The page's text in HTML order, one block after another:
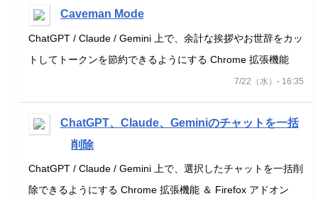
Caveman Mode
ChatGPT / Claude / Gemini 上で、余計な挨拶やお世辞をカッ
トしてトークンを節約できるようにする Chrome 拡張機能
7/22（水）- 16:35
ChatGPT、Claude、Geminiのチャットを一括
削除
ChatGPT / Claude / Gemini 上で、選択したチャットを一括削
除できるようにする Chrome 拡張機能 ＆ Firefox アドオン